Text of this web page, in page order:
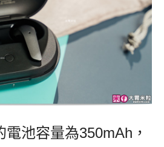
池容量為350mAh，